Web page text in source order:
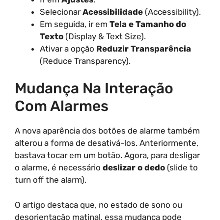
SelecionarAcessibilidade (Accessibility).
Em seguida, ir em Tela e Tamanho do
Texto (Display & Text Size).
Ativar a opção Reduzir Transparência
(Reduce Transparency).
Mudança Na Interação
Com Alarmes
A nova aparência dos botões de alarme também
alterou a forma de desativá-los. Anteriormente,
bastava tocar em um botão. Agora, para desligar
o alarme, é necessário deslizar o dedo (slide to
turn off the alarm).
O artigo destaca que, no estado de sono ou
desorientação matinal, essa mudança pode